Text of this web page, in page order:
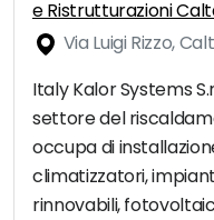
e Ristrutturazioni
Via Luigi Rizzo,
Italy Kalor Systems
settore del
occupa di
climatizzatori,
rinnovabili,